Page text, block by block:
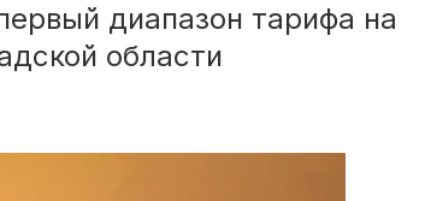
диапазон тарифа на
области